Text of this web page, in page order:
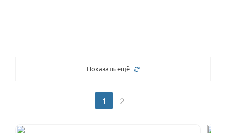
Показать ещё
1 2